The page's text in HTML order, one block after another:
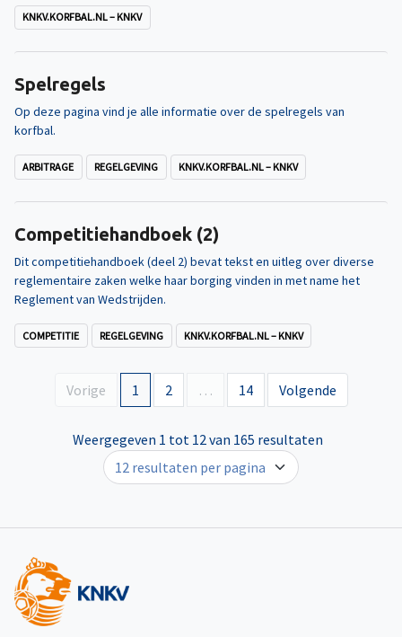
KNKV.KORFBAL.NL – KNKV
Spelregels
Op deze pagina vind je alle informatie over de spelregels van
korfbal.
ARBITRAGE REGELGEVING KNKV.KORFBAL.NL – KNKV
Competitiehandboek (2)
Dit competitiehandboek (deel 2) bevat tekst en uitleg over diverse
reglementaire zaken welke haar borging vinden in met name het
Reglement van Wedstrijden.
COMPETITIE REGELGEVING KNKV.KORFBAL.NL – KNKV
Vorige 1 2 … 14 Volgende
Weergegeven 1 tot 12 van 165 resultaten